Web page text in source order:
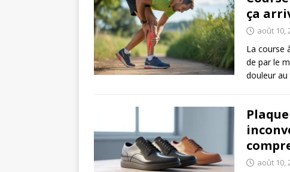
ça
août 10,
La course
de par le
douleur au
août 10,